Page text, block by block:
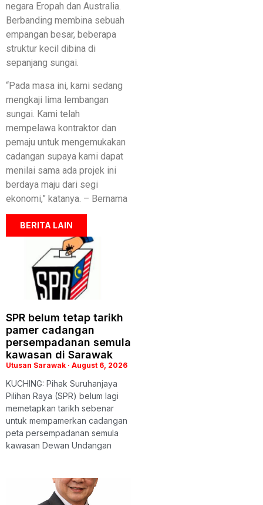
negara Eropah dan Australia.
Berbanding membina sebuah
empangan besar, beberapa
struktur kecil dibina di
sepanjang sungai.
“Pada masa ini, kami sedang
mengkaji lima lembangan
sungai. Kami telah
mempelawa kontraktor dan
pemaju untuk mengemukakan
cadangan supaya kami dapat
menilai sama ada projek ini
berdaya maju dari segi
ekonomi,” katanya. – Bernama
BERITA LAIN
SPR belum tetap tarikh
pamer cadangan
persempadanan semula
kawasan di Sarawak
Utusan Sarawak August 6, 2026
KUCHING: Pihak Suruhanjaya
Pilihan Raya (SPR) belum lagi
memetapkan tarikh sebenar
untuk mempamerkan cadangan
peta persempadanan semula
kawasan Dewan Undangan